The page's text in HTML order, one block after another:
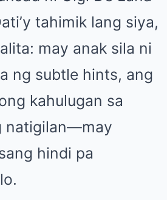
tahimik lang siya,
may anak sila ni
ng subtle hints, ang
kahulugan sa
natigilan—may
hindi pa